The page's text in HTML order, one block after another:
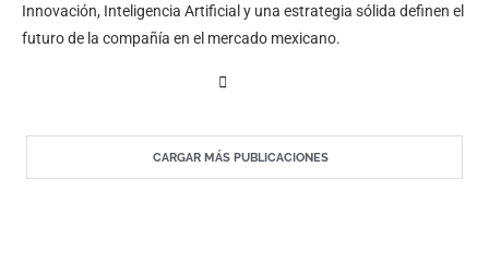
Innovación, Inteligencia Artificial y una estrategia sólida definen el
futuro de la compañía en el mercado mexicano.
CARGAR MÁS PUBLICACIONES